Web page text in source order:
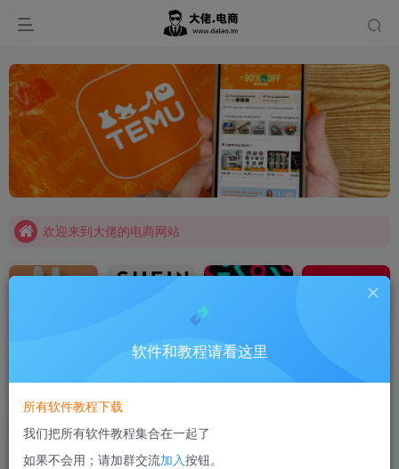
我们提供各种软件和教程；希望可以帮到更多商家
欢迎来到大佬的电商网站
我们提供各种软件和教程；希望可以帮到更多商家
欢迎来到大佬的电商网站
返回网址导航
软件和教程请看这里
所有软件教程下载
我们把所有软件教程集合在一起了
如果不会用；请加群交流加入按钮。